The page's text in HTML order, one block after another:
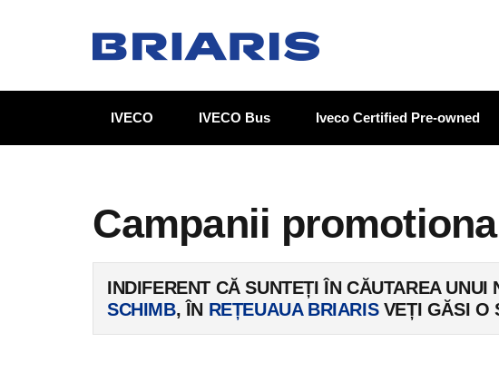
IVECO IVECO Bus Iveco Certified Pre-owned
Campanii
INDIFERENT CĂ SUNTEȚI ÎN CĂUTAREA UNUI
SCHIMB, ÎN REȚEUAUA BRIARISVEȚI GĂSI O